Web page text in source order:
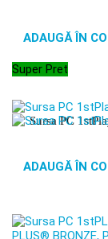
ADAUGĂ ÎN
Super Pret
Sursa PC
ADAUGĂ ÎN